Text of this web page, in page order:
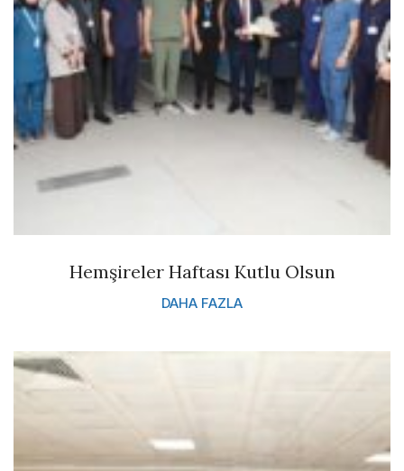
Hemşireler Haftası Kutlu Olsun
DAHA FAZLA